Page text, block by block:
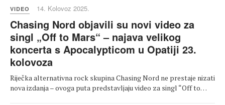
VIDEO 14. Kolovoz 2025.
Chasing Nord objavili su novi video za
singl „Off to Mars“ – najava velikog
koncerta s Apocalypticom u Opatiji 23.
kolovoza
Riječka alternativna rock skupina Chasing Nord ne prestaje nizati
nova izdanja – ovoga puta predstavljaju video za singl “Off to…